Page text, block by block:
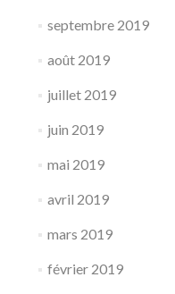
septembre 2019
août 2019
juillet 2019
juin 2019
mai 2019
avril 2019
mars 2019
février 2019